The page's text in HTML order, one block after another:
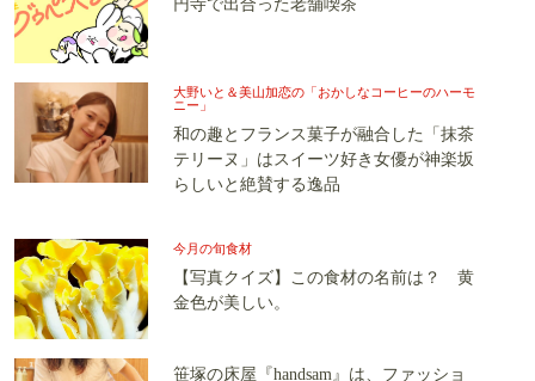
円寺で出合った老舗喫茶
大野いと＆美山加恋の「おかしなコーヒーのハーモ
ニー」
和の趣とフランス菓子が融合した「抹茶
テリーヌ」はスイーツ好き女優が神楽坂
らしいと絶賛する逸品
今月の旬食材
【写真クイズ】この食材の名前は？ 黄
金色が美しい。
笹塚の床屋『handsam』は、ファッショ